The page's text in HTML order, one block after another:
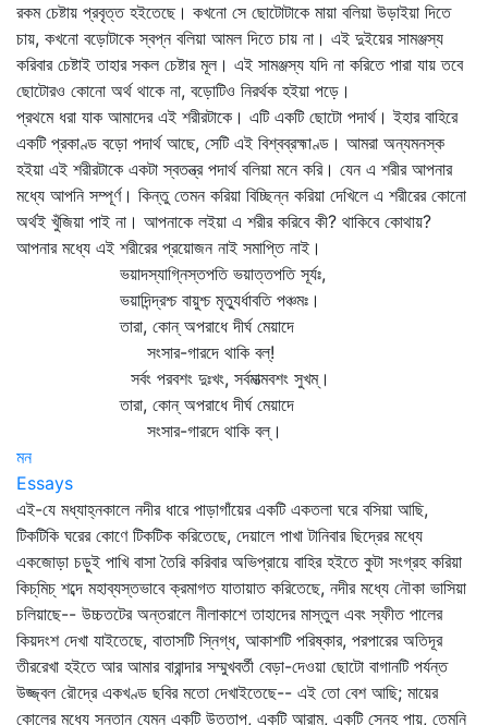
রকম চেষ্টায় প্রবৃত্ত হইতেছে। কখনো সে ছোটোটাকে মায়া বলিয়া উড়াইয়া দিতে
চায়, কখনো বড়োটাকে স্বপ্ন বলিয়া আমল দিতে চায় না। এই দুইয়ের সামঞ্জস্য
করিবার চেষ্টাই তাহার সকল চেষ্টার মূল। এই সামঞ্জস্য যদি না করিতে পারা যায় তবে
ছোটোরও কোনো অর্থ থাকে না, বড়োটিও নিরর্থক হইয়া পড়ে।
প্রথমে ধরা যাক আমাদের এই শরীরটাকে। এটি একটি ছোটো পদার্থ। ইহার বাহিরে
একটি প্রকাণ্ড বড়ো পদার্থ আছে, সেটি এই বিশ্বব্রহ্মাণ্ড। আমরা অন্যমনস্ক
হইয়া এই শরীরটাকে একটা স্বতন্ত্র পদার্থ বলিয়া মনে করি। যেন এ শরীর আপনার
মধ্যে আপনি সম্পূর্ণ। কিন্তু তেমন করিয়া বিচ্ছিন্ন করিয়া দেখিলে এ শরীরের কোনো
অর্থই খুঁজিয়া পাই না। আপনাকে লইয়া এ শরীর করিবে কী? থাকিবে কোথায়?
আপনার মধ্যে এই শরীরের প্রয়োজন নাই সমাপ্তি নাই।
ভয়াদস্যাগ্নিস্তপতি ভয়াত্তপতি সূর্যঃ,
ভয়াদিন্দ্রশ্চ বায়ুশ্চ মৃত্যুর্ধাবতি পঞ্চমঃ।
তারা, কোন্‌ অপরাধে দীর্ঘ মেয়াদে
সংসার-গারদে থাকি বল্‌!
সর্বং পরবশং দুঃখং, সর্বমাত্মবশং সুখম্‌।
তারা, কোন্‌ অপরাধে দীর্ঘ মেয়াদে
সংসার-গারদে থাকি বল্‌।
মন
Essays
এই-যে মধ্যাহ্নকালে নদীর ধারে পাড়াগাঁয়ের একটি একতলা ঘরে বসিয়া আছি,
টিকটিকি ঘরের কোণে টিকটিক করিতেছে, দেয়ালে পাখা টানিবার ছিদ্রের মধ্যে
একজোড়া চড়ুই পাখি বাসা তৈরি করিবার অভিপ্রায়ে বাহির হইতে কুটা সংগ্রহ করিয়া
কিচ্‌মিচ্‌ শব্দে মহাব্যস্তভাবে ক্রমাগত যাতায়াত করিতেছে, নদীর মধ্যে নৌকা ভাসিয়া
চলিয়াছে-- উচ্চতটের অন্তরালে নীলাকাশে তাহাদের মাস্তুল এবং স্ফীত পালের
কিয়দংশ দেখা যাইতেছে, বাতাসটি স্নিগ্ধ, আকাশটি পরিষ্কার, পরপারের অতিদূর
তীররেখা হইতে আর আমার বারান্দার সম্মুখবর্তী বেড়া-দেওয়া ছোটো বাগানটি পর্যন্ত
উজ্জ্বল রৌদ্রে একখণ্ড ছবির মতো দেখাইতেছে-- এই তো বেশ আছি; মায়ের
কোলের মধ্যে সন্তান যেমন একটি উত্তাপ, একটি আরাম, একটি স্নেহ পায়, তেমনি